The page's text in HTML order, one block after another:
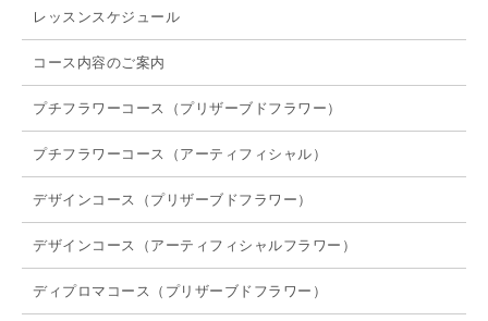
レッスンスケジュール
コース内容のご案内
プチフラワーコース（プリザーブドフラワー）
プチフラワーコース（アーティフィシャル）
デザインコース（プリザーブドフラワー）
デザインコース（アーティフィシャルフラワー）
ディプロマコース（プリザーブドフラワー）